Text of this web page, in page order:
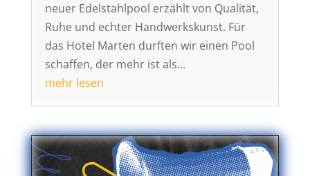
neuer Edelstahlpool erzählt von Qualität,
Ruhe und echter Handwerkskunst. Für
das Hotel Marten durften wir einen Pool
schaffen, der mehr ist als...
mehr lesen